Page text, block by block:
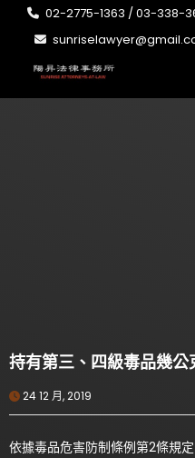
02-2775-1363 / 03-338-
持有第三、四級毒品幾公
24 12 月, 2019
依據毒品危害防制條例第2條規